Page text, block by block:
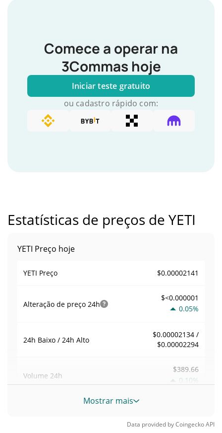
Comece a operar na
3Commas hoje
Iniciar teste gratuito
ou cadastro rápido com:
Estatísticas de preços de YETI
YETI Preço hoje
YETI Preço $0.00002141
Alteração de preço 24h
$<0.000001
0.05%
24h Baixo / 24h Alto
$0.00002134 /
$0.00002294
Volume 24h
$389.66
0.10%
Volume / Limite de
Mostrar mais
Data provided byCoingeckoAPI